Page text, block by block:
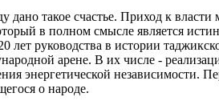
такое счастье. Приход к
в полном смысле является
руководства в истории
арене. В их числе -
энергетической независимости.
о народе.